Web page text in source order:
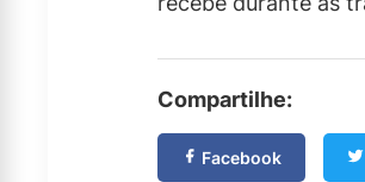
Compartilhe:
Facebook